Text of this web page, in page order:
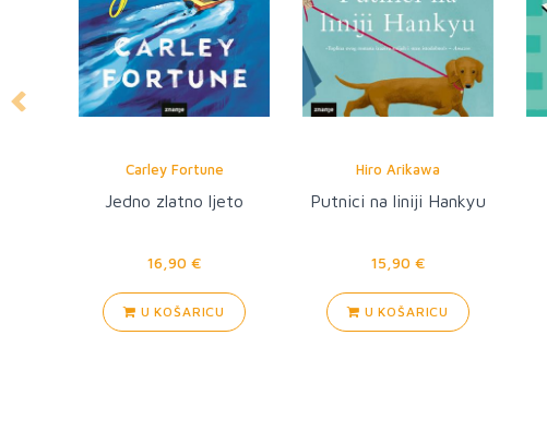
Edward Powys Mathers
Kainova čeljust
13,90 €
U KOŠARICU
Stephen King
Mračnije od tame
24,90 €
U KOŠARICU
Previous